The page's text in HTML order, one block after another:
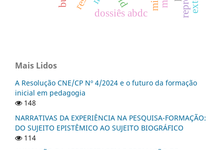
dossiês abdc
Mais Lidos
A Resolução CNE/CP Nº 4/2024 e o futuro da formação
inicial em pedagogia
148
NARRATIVAS DA EXPERIÊNCIA NA PESQUISA-FORMAÇÃO:
DO SUJEITO EPISTÊMICO AO SUJEITO BIOGRÁFICO
114